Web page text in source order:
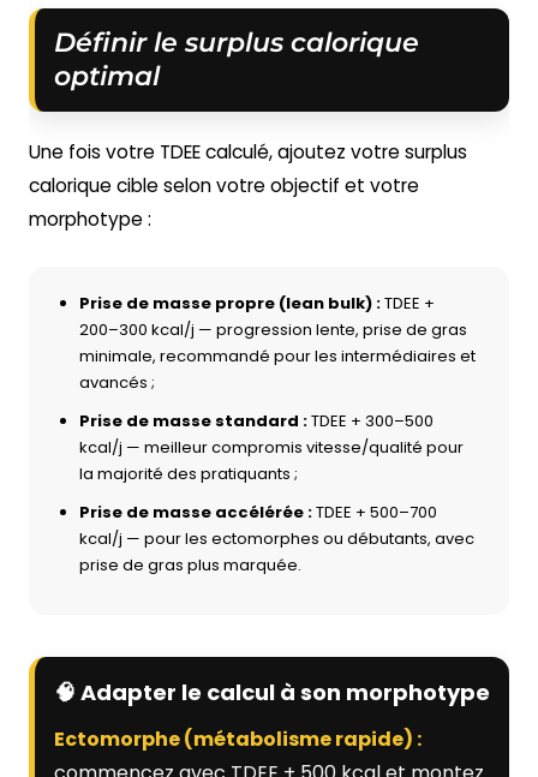
Définir le surplus calorique
optimal
Une fois votre TDEE calculé, ajoutez votre surplus
calorique cible selon votre objectif et votre
morphotype :
Prise de masse propre (lean bulk) :TDEE +
200–300 kcal/j — progression lente, prise de gras
minimale, recommandé pour les intermédiaires et
avancés ;
Prise de masse standard :TDEE + 300–500
kcal/j — meilleur compromis vitesse/qualité pour
la majorité des pratiquants ;
Prise de masse accélérée :TDEE + 500–700
kcal/j — pour les ectomorphes ou débutants, avec
prise de gras plus marquée.
🧠 Adapter le calcul à son morphotype
Ectomorphe (métabolisme rapide) :